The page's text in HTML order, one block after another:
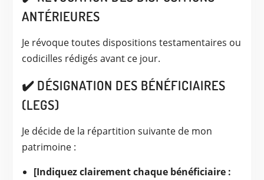
ANTÉRIEURES
Je révoque toutes dispositions testamentaires ou
codicilles rédigés avant ce jour.
✔️ DÉSIGNATION DES BÉNÉFICIAIRES
(LEGS)
Je décide de la répartition suivante de mon
patrimoine :
[Indiquez clairement chaque bénéficiaire :